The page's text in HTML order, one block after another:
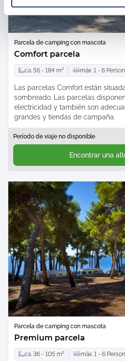
Parcela de camping con mascota
Comfort parcela
ca. 56 - 184 m² máx. 1 - 6
Las parcelas Comfort están
sombreado. Las parcelas
electricidad y también son
grandes y tiendas de campaña.
Período de viaje no disponible
Encontrar una
Parcela de camping con mascota
Premium parcela
ca. 36 - 105 m² máx. 1 - 6